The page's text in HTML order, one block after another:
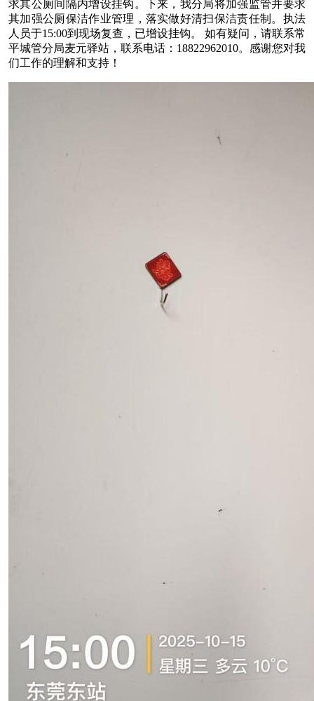
求其公厕间隔内增设挂钩。下来，我分局将加强监管并要求
其加强公厕保洁作业管理，落实做好清扫保洁责任制。执法
人员于15:00到现场复查，已增设挂钩。 如有疑问，请联系常
平城管分局麦元驿站，联系电话：18822962010。感谢您对我
们工作的理解和支持！